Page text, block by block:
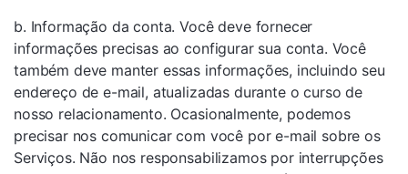
b. Informação da conta. Você deve fornecer
informações precisas ao configurar sua conta. Você
também deve manter essas informações, incluindo seu
endereço de e-mail, atualizadas durante o curso de
nosso relacionamento. Ocasionalmente, podemos
precisar nos comunicar com você por e-mail sobre os
Serviços. Não nos responsabilizamos por interrupções